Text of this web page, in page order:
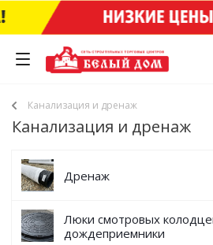
Канализация и дренаж
Канализация и дренаж
Дренаж
Люки смотровых
дождеприемники